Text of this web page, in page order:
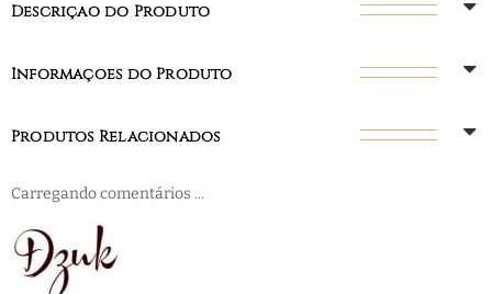
Descrição do Produto
Informações do Produto
Produtos Relacionados
Carregando comentários ...